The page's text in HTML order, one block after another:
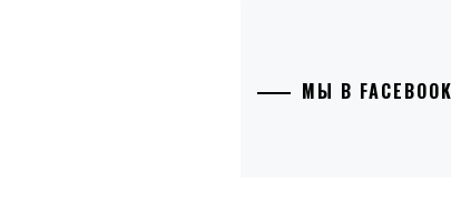
МЫ В FACEBOOK